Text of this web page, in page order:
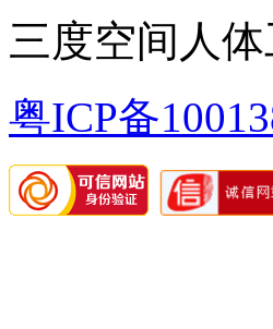
三度空间人
粤ICP备